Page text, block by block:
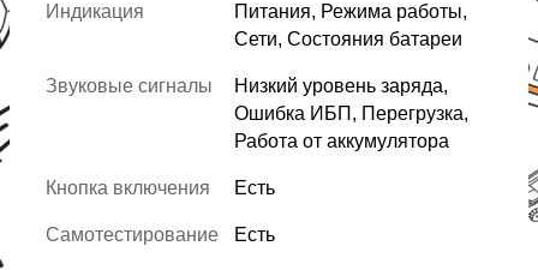
Индикация
Питания, Режима работы,
Сети, Состояния батареи
Звуковые сигналы
Низкий уровень заряда,
Ошибка ИБП, Перегрузка,
Работа от аккумулятора
Кнопка включения Есть
Самотестирование Есть